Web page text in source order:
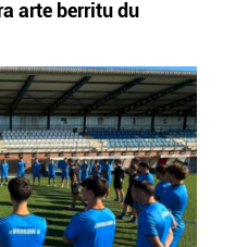
arte berritu du